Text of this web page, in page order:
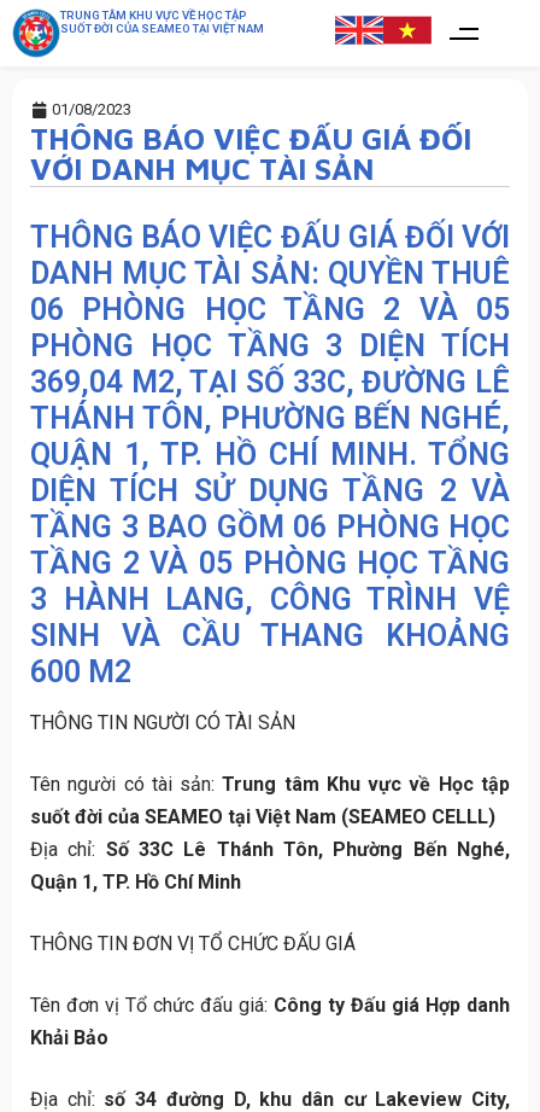
TRUNG TÂM KHU VỰC VỀ HỌC TẬP
SUỐT ĐỜI CỦA SEAMEO TẠI VIỆT NAM
01/08/2023
THÔNG BÁO VIỆC ĐẤU GIÁ ĐỐI
VỚI DANH MỤC TÀI SẢN
THÔNG BÁO VIỆC ĐẤU GIÁ ĐỐI VỚI
DANH MỤC TÀI SẢN: QUYỀN THUÊ
06 PHÒNG HỌC TẦNG 2 VÀ 05
PHÒNG HỌC TẦNG 3 DIỆN TÍCH
369,04 M2, TẠI SỐ 33C, ĐƯỜNG LÊ
THÁNH TÔN, PHƯỜNG BẾN NGHÉ,
QUẬN 1, TP. HỒ CHÍ MINH. TỔNG
DIỆN TÍCH SỬ DỤNG TẦNG 2 VÀ
TẦNG 3 BAO GỒM 06 PHÒNG HỌC
TẦNG 2 VÀ 05 PHÒNG HỌC TẦNG
3 HÀNH LANG, CÔNG TRÌNH VỆ
SINH VÀ CẦU THANG KHOẢNG
600 M2
THÔNG TIN NGƯỜI CÓ TÀI SẢN
Tên người có tài sản:Trung tâm Khu vực về Học tập
suốt đời của SEAMEO tại Việt Nam (SEAMEO CELLL)
Địa chỉ: Số 33C Lê Thánh Tôn, Phường Bến Nghé,
Quận 1, TP. Hồ Chí Minh
THÔNG TIN ĐƠN VỊ TỔ CHỨC ĐẤU GIÁ
Tên đơn vị Tổ chức đấu giá: Công ty Đấu giá Hợp danh
Khải Bảo
Địa chỉ: số 34 đường D, khu dân cư Lakeview City,